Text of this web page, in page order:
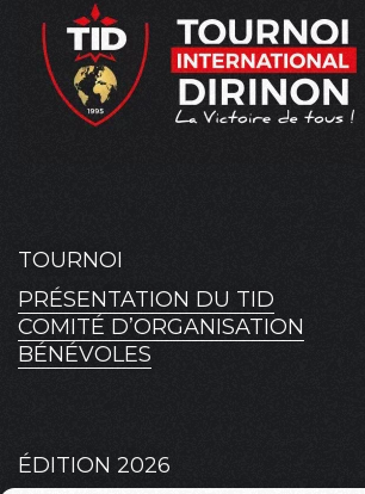
TOURNOI
PRÉSENTATION DU TID
COMITÉ D’ORGANISATION
BÉNÉVOLES
ÉDITION 2026